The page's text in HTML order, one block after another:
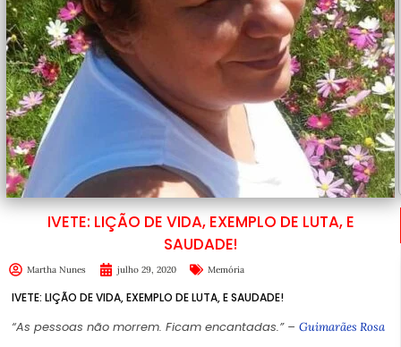
IVETE: LIÇÃO DE VIDA, EXEMPLO DE LUTA, E
SAUDADE!
Martha Nunes julho 29, 2020 Memória
IVETE: LIÇÃO DE VIDA, EXEMPLO DE LUTA, E SAUDADE!
“As pessoas não morrem. Ficam encantadas.” – Guimarães Rosa